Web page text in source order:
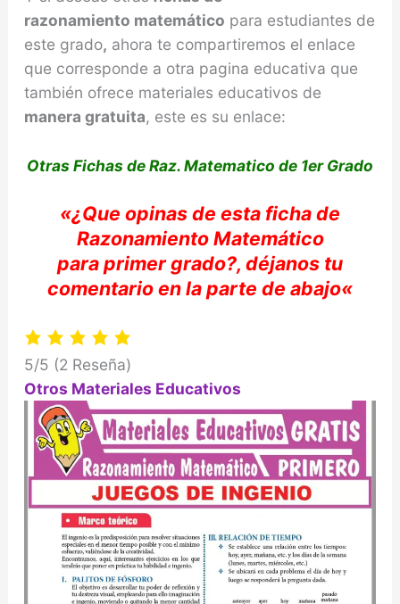
razonamiento matemático para estudiantes de
este grado, ahora te compartiremos el enlace
que corresponde a otra pagina educativa que
también ofrece materiales educativos de
manera gratuita, este es su enlace:
Otras Fichas de Raz. Matematico de 1er Grado
«¿Que opinas de esta ficha de
RazonamientoMatemático
paraprimer grado?, déjanos tu
comentario en la parte de abajo«
5/5 (2 Reseña)
Otros Materiales Educativos